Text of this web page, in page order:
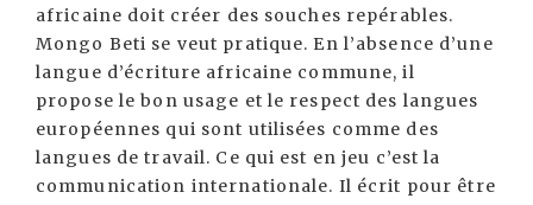
africaine doit créer des souches repérables.
Mongo Beti se veut pratique. En l’absence d’une
langue d’écriture africaine commune, il
propose le bon usage et le respect des langues
européennes qui sont utilisées comme des
langues de travail. Ce qui est en jeu c’est la
communication internationale. Il écrit pour être